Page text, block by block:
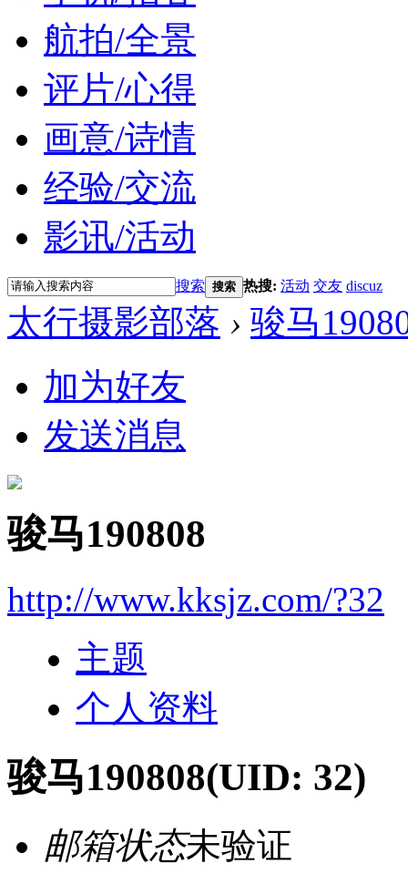
航拍/全景
评片/心得
画意/诗情
经验/交流
影讯/活动
搜索 搜索 热搜: 活动 交友 discuz
太行摄影部落 › 骏马
加为好友
发送消息
骏马190808
http://www.kksjz.com/?32
主题
个人资料
骏马190808(UID: 32)
邮箱状态未验证